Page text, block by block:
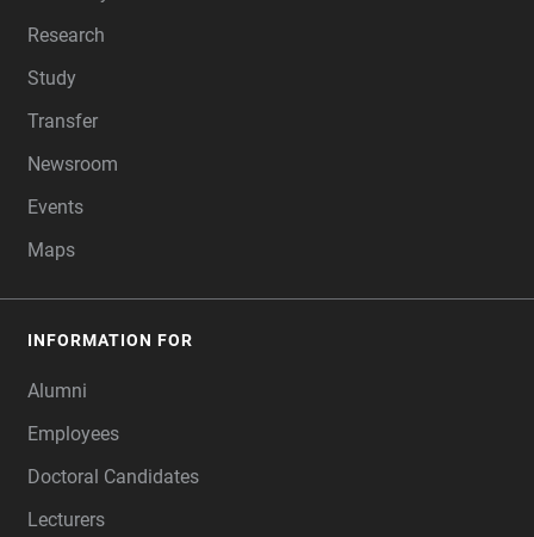
Research
Study
Transfer
Newsroom
Events
Maps
INFORMATION FOR
Alumni
Employees
Doctoral Candidates
Lecturers